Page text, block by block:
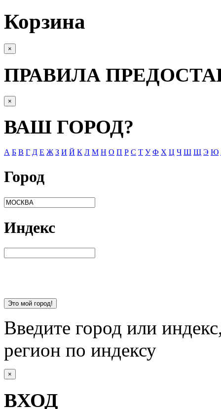
Корзина
×
ПРАВИЛА
×
ВАШ ГОРОД?
А Б В Г Д Е Ж З И Й К Л М Н О П Р С Т У Ф Х Ц Ч Ш Щ Э Ю
Город
Индекс
Это мой город!
Введите город или
регион по индексу
×
ВХОД